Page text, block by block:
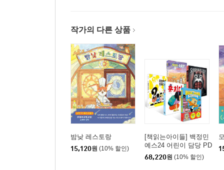
작가의 다른 상품
밤낮 레스토랑
15,120원 (10% 할인)
[책읽는아이들] 백정민
예스24 어린이 담당 PD
추천 초등 1~2학년 세
68,220원 (10% 할인)